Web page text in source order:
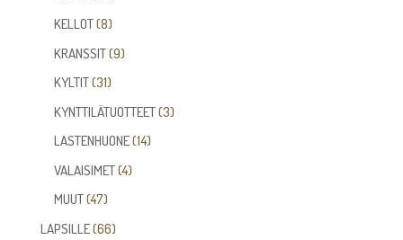
tuotetta
KELLOT 88
tuotetta
KRANSSIT 99
KYLTIT 3131
tuotetta
KYNTTILÄTUOTTEET 33
LASTENHUONE 1414
VALAISIMET 44
MUUT 4747
tuotetta
LAPSILLE 6666